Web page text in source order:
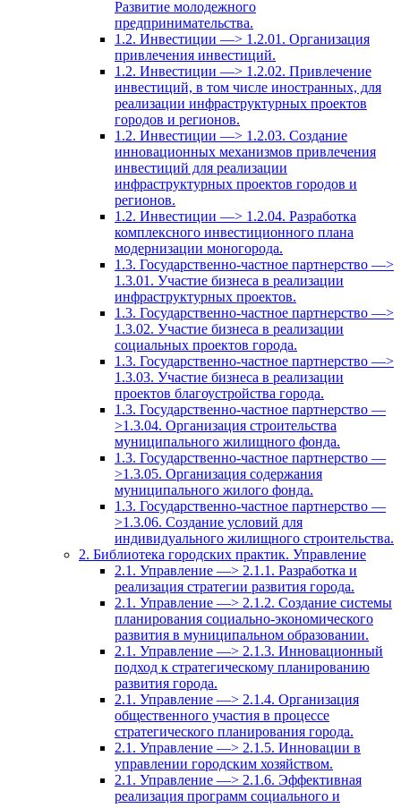
Развитие молодежного
предпринимательства.
1.2. Инвестиции —> 1.2.01. Организация
привлечения инвестиций.
1.2. Инвестиции —> 1.2.02. Привлечение
инвестиций, в том числе иностранных, для
реализации инфраструктурных проектов
городов и регионов.
1.2. Инвестиции —> 1.2.03. Создание
инновационных механизмов привлечения
инвестиций для реализации
инфраструктурных проектов городов и
регионов.
1.2. Инвестиции —> 1.2.04. Разработка
комплексного инвестиционного плана
модернизации моногорода.
1.3. Государственно-частное партнерство —>
1.3.01. Участие бизнеса в реализации
инфраструктурных проектов.
1.3. Государственно-частное партнерство —>
1.3.02. Участие бизнеса в реализации
социальных проектов города.
1.3. Государственно-частное партнерство —>
1.3.03. Участие бизнеса в реализации
проектов благоустройства города.
1.3. Государственно-частное партнерство —
>1.3.04. Организация строительства
муниципального жилищного фонда.
1.3. Государственно-частное партнерство —
>1.3.05. Организация содержания
муниципального жилого фонда.
1.3. Государственно-частное партнерство —
>1.3.06. Создание условий для
индивидуального жилищного строительства.
2. Библиотека городских практик. Управление
2.1. Управление —> 2.1.1. Разработка и
реализация стратегии развития города.
2.1. Управление —> 2.1.2. Создание системы
планирования социально-экономического
развития в муниципальном образовании.
2.1. Управление —> 2.1.3. Инновационный
подход к стратегическому планированию
развития города.
2.1. Управление —> 2.1.4. Организация
общественного участия в процессе
стратегического планирования города.
2.1. Управление —> 2.1.5. Инновации в
управлении городским хозяйством.
2.1. Управление —> 2.1.6. Эффективная
реализация программ социального и